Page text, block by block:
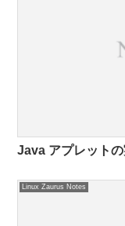
Java アプレット
Linux Zaurus Notes